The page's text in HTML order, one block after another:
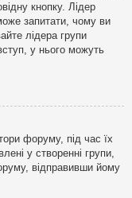
кнопку. Лідер
запитати, чому ви
лідера групи
у нього можуть
форуму, під час їх
у створенні групи,
відправивши йому